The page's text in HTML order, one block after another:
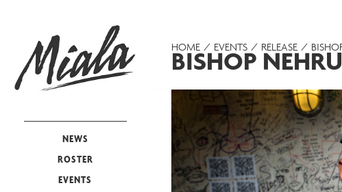
NEWS
ROSTER
EVENTS
BISHOP
HOME EVENTS RELEASE